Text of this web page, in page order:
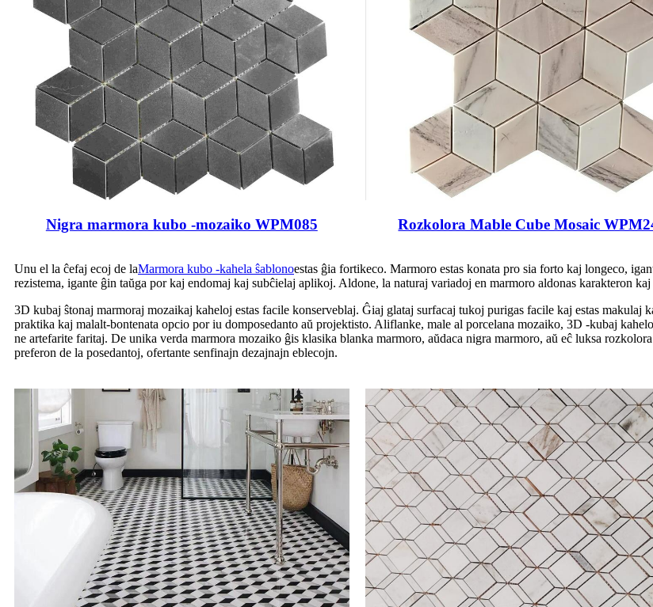
Nigra marmora kubo -mozaiko WPM085 Rozkolora Mable Cube Mosaic
Unu el la ĉefaj ecoj de laMarmora kubo -kahela ŝablonoestas ĝia fortikeco. Marmoro estas konata pro sia forto kaj longeco,
rezistema, igante ĝin taŭga por kaj endomaj kaj subĉielaj aplikoj. Aldone, la naturaj variadoj en marmoro aldonas karakteron
3D kubaj ŝtonaj marmoraj mozaikaj kaheloj estas facile konserveblaj. Ĝiaj glataj surfacaj tukoj purigas facile kaj estas makulaj
praktika kaj malalt-bontenata opcio por iu domposedanto aŭ projektisto. Aliflanke, male al porcelana mozaiko, 3D -kubaj
ne artefarite faritaj. De unika verda marmora mozaiko ĝis klasika blanka marmoro, aŭdaca nigra marmoro, aŭ eĉ luksa
preferon de la posedantoj, ofertante senfinajn dezajnajn eblecojn.